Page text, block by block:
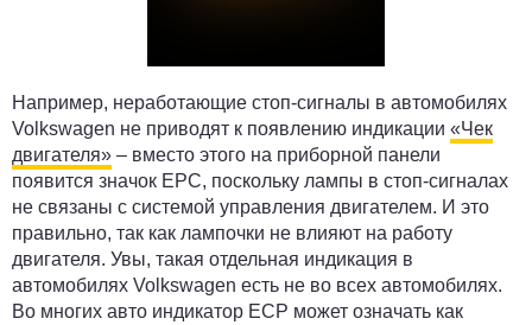
Например, неработающие стоп-сигналы в автомобилях
Volkswagen не приводят к появлению индикации «Чек
двигателя» – вместо этого на приборной панели
появится значок ЕРС, поскольку лампы в стоп-сигналах
не связаны с системой управления двигателем. И это
правильно, так как лампочки не влияют на работу
двигателя. Увы, такая отдельная индикация в
автомобилях Volkswagen есть не во всех автомобилях.
Во многих авто индикатор ЕСР может означать как